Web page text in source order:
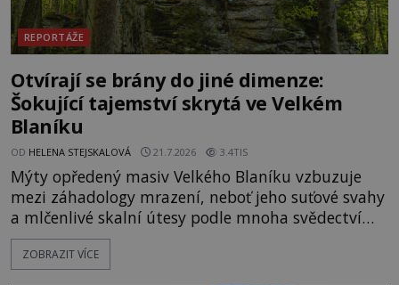
REPORTÁŽE
Otvírají se brány do jiné dimenze:
Šokující tajemství skrytá ve Velkém
Blaníku
OD HELENA STEJSKALOVÁ 21.7.2026 3.4TIS
Mýty opředený masiv Velkého Blaníku vzbuzuje
mezi záhadology mrazení, neboť jeho suťové svahy
a mlčenlivé skalní útesy podle mnoha svědectví
fungují jako anomální zóny, kde selhává lidské
vnímání času i prostoru. Geologické anomálie hory
ZOBRAZIT VÍCE